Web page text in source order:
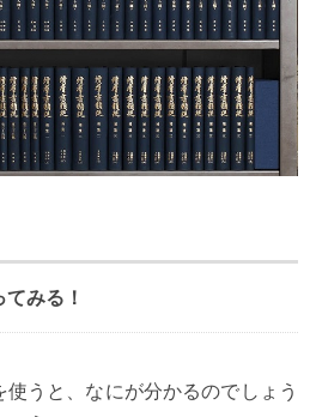
みる！
うと、なにが分かるのでしょう